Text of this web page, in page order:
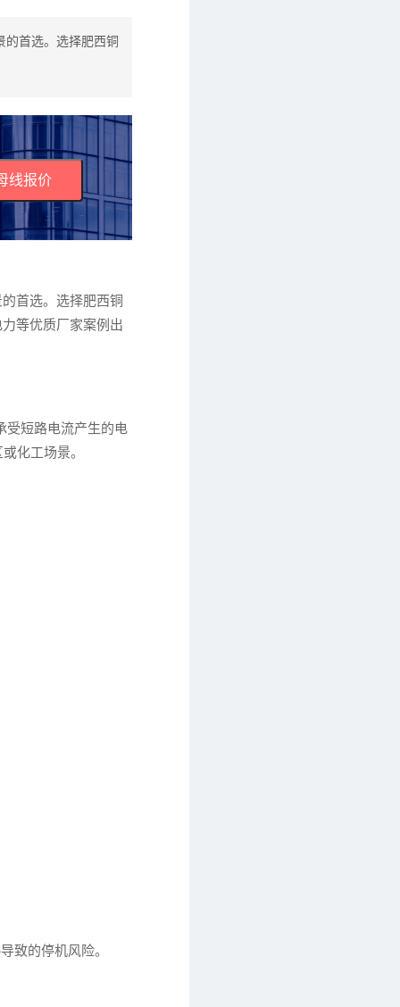
的首选。选择肥西铜
线报价
首选。选择肥西铜
等优质厂家案例出
受短路电流产生的电
化工场景。
致的停机风险。